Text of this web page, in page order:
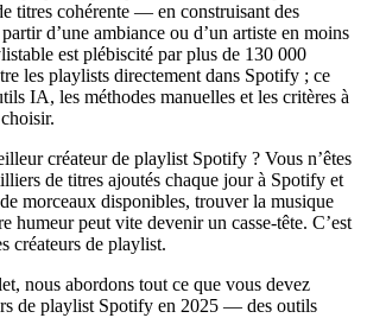
titres cohérente — en construisant des
d’une ambiance ou d’un artiste en moins
est plébiscité par plus de 130 000
les playlists directement dans Spotify ; ce
IA, les méthodes manuelles et les critères à
créateur de playlist Spotify ? Vous n’êtes
de titres ajoutés chaque jour à Spotify et
morceaux disponibles, trouver la musique
humeur peut vite devenir un casse-tête. C’est
créateurs de playlist.
nous abordons tout ce que vous devez
de playlist Spotify en 2025 — des outils